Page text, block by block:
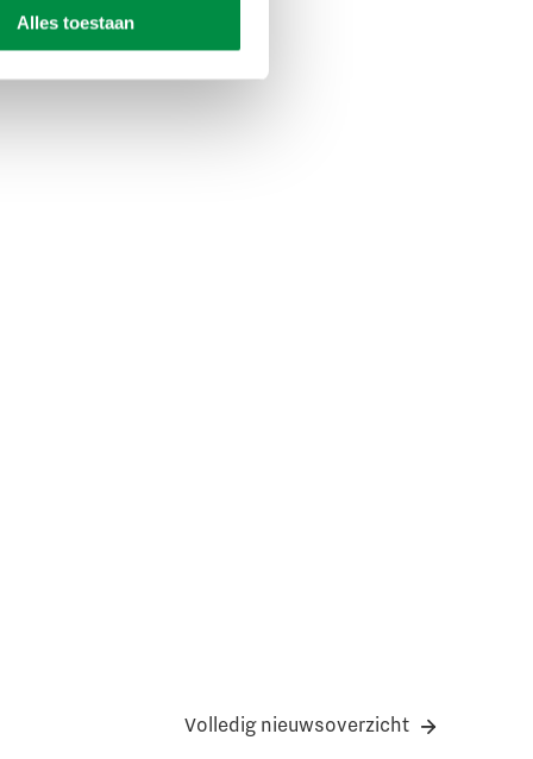
Alles toestaan
and Global
Volledig nieuwsoverzicht